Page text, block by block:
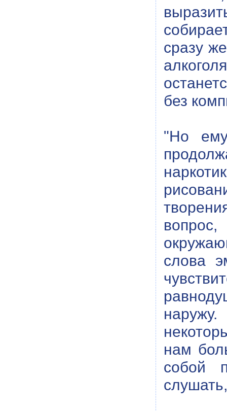
сразу
без
"Но
слова
нам
собой